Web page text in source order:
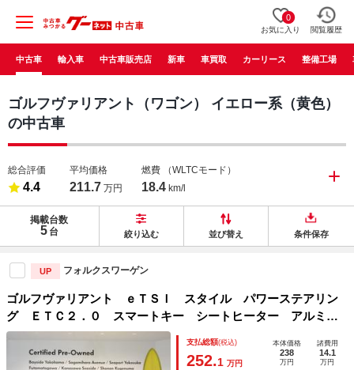
0
お気に入り 閲覧履歴
中古車 輸入車 中古車販売店 新車 車買取 カーリース 整備工場
ゴルフヴァリアント（ワゴン） イエロー系（黄色）
の中古車
総合評価
4.4
平均価格
211.7 万円
燃費 （WLTCモード）
18.4 km/l
掲載台数
5 台 絞り込む 並び替え 条件保存
UP フォルクスワーゲン
ゴルフヴァリアント ｅＴＳＩ スタイル パワーステアリン
グ ＥＴＣ２．０ スマートキー シートヒーター アルミホ
イール エアバッグ エアコン 盗難防止システム 横滑り防
止装置 記録簿 レーダークルーズ
支払総額(税込)
252.1 万円
本体価格
238
万円
諸費用
14.1
万円